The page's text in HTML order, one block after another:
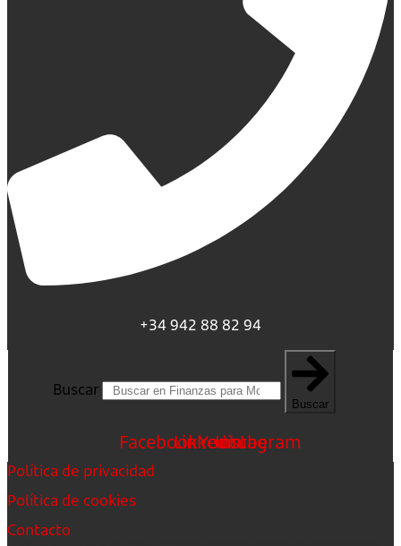
+34 942 88 82 94
Buscar
Buscar
FacebookLinkedin
Youtube
Instagram
Política de privacidad
Política de cookies
Contacto